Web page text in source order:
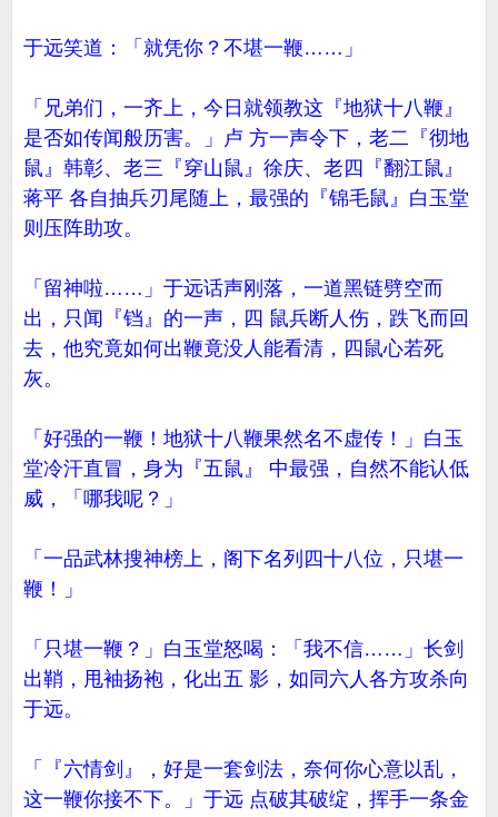
于远笑道：「就凭你？不堪一鞭……」
「兄弟们，一齐上，今日就领教这『地狱十八鞭』
是否如传闻般历害。」卢 方一声令下，老二『彻地
鼠』韩彰、老三『穿山鼠』徐庆、老四『翻江鼠』
蒋平 各自抽兵刃尾随上，最强的『锦毛鼠』白玉堂
则压阵助攻。
「留神啦……」于远话声刚落，一道黑链劈空而
出，只闻『铛』的一声，四 鼠兵断人伤，跌飞而回
去，他究竟如何出鞭竟没人能看清，四鼠心若死
灰。
「好强的一鞭！地狱十八鞭果然名不虚传！」白玉
堂冷汗直冒，身为『五鼠』 中最强，自然不能认低
威，「哪我呢？」
「一品武林搜神榜上，阁下名列四十八位，只堪一
鞭！」
「只堪一鞭？」白玉堂怒喝：「我不信……」长剑
出鞘，甩袖扬袍，化出五 影，如同六人各方攻杀向
于远。
「『六情剑』，好是一套剑法，奈何你心意以乱，
这一鞭你接不下。」于远 点破其破绽，挥手一条金